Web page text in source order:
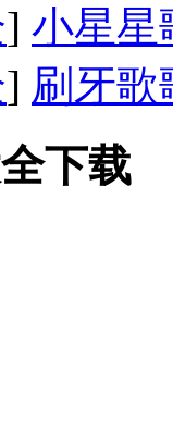
] 小星星
] 刷牙歌
下载